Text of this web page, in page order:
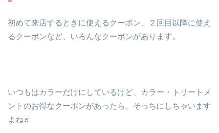
初めて来店するときに使えるクーポン、２回目以降に使え
るクーポンなど、いろんなクーポンがあります。
いつもはカラーだけにしているけど、カラー・トリートメ
ントのお得なクーポンがあったら、そっちにしちゃいます
よね♬